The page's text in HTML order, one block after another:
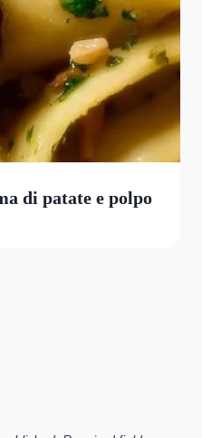
di patate e polpo